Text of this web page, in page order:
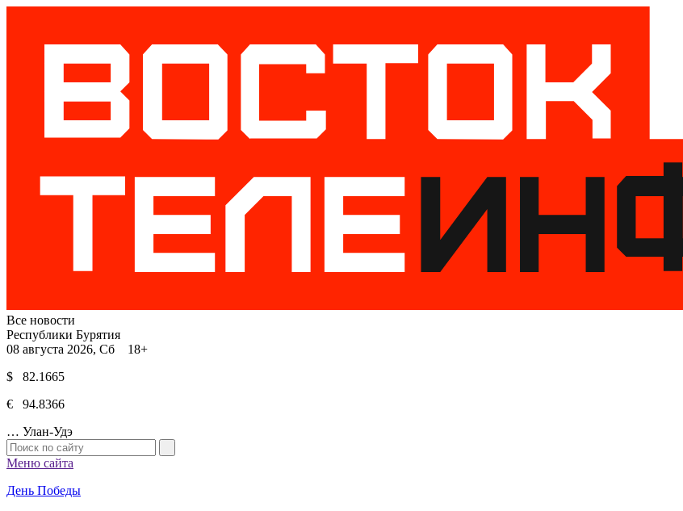
Все новости
Республики Бурятия
08 августа 2026, Сб 18+
$ 82.1665
€ 94.8366
… Улан-Удэ
Меню сайта
День Победы